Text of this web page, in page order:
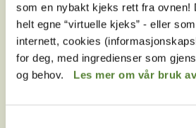
som en nybakt kjeks rett fra ovnen!
helt egne “virtuelle kjeks” - eller
internett, cookies
for deg, med ingredienser som
og behov. Les mer om vår bruk
Ved å melde deg på vårt nyhetsbrev
betingelser.